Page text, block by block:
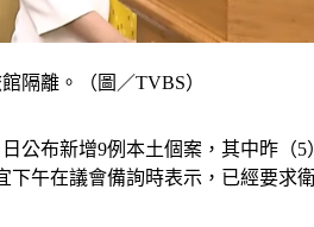
隔離。（圖／TVBS）
公布新增9例本土個案，其中昨（
下午在議會備詢時表示，已經要求